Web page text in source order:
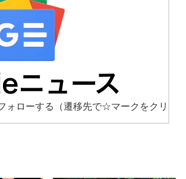
ォローする
（遷移先で☆マークをクリ